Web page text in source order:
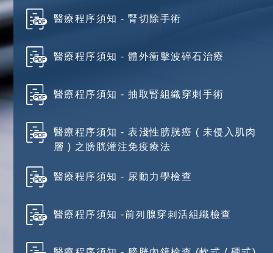
醫療程序須知 - 腎切除手術
醫療程序須知 - 體外衝擊波碎石治療
醫療程序須知 - 抽取腎組織穿刺手術
醫療程序須知 - 表淺性膀胱癌 ( 未侵入肌肉
層 ) 之膀胱灌注免疫療法
醫療程序須知 - 尿動力學檢查
醫療程序須知 -前列腺穿刺活組織檢查